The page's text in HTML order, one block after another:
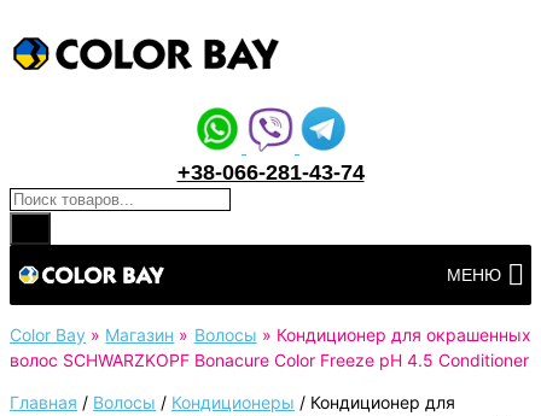
+38-066-281-43-74
Поиск товаров
контенту
МЕНЮ
Color Bay » Магазин » Волосы » Кондиционер для окрашенных
волос SCHWARZKOPF Bonacure Color Freeze pH 4.5 Conditioner
Главная / Волосы / Кондиционеры / Кондиционер для